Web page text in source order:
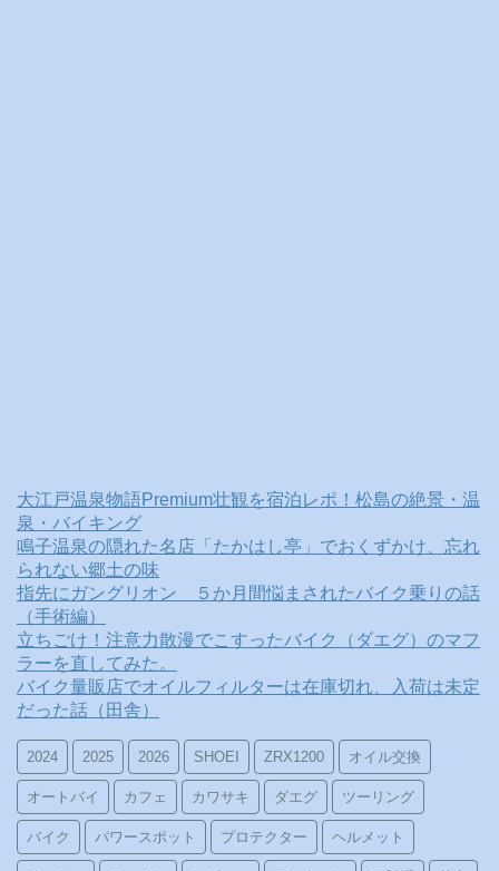
大江戸温泉物語Premium壮観を宿泊レポ！松島の絶景・温
泉・バイキング
鳴子温泉の隠れた名店「たかはし亭」でおくずかけ、忘れ
られない郷土の味
指先にガングリオン ５か月間悩まされたバイク乗りの話
（手術編）
立ちごけ！注意力散漫でこすったバイク（ダエグ）のマフ
ラーを直してみた。
バイク量販店でオイルフィルターは在庫切れ、入荷は未定
だった話（田舎）
2024 2025 2026 SHOEI ZRX1200 オイル交換
オートバイ カフェ カワサキ ダエグ ツーリング
バイク パワースポット プロテクター ヘルメット